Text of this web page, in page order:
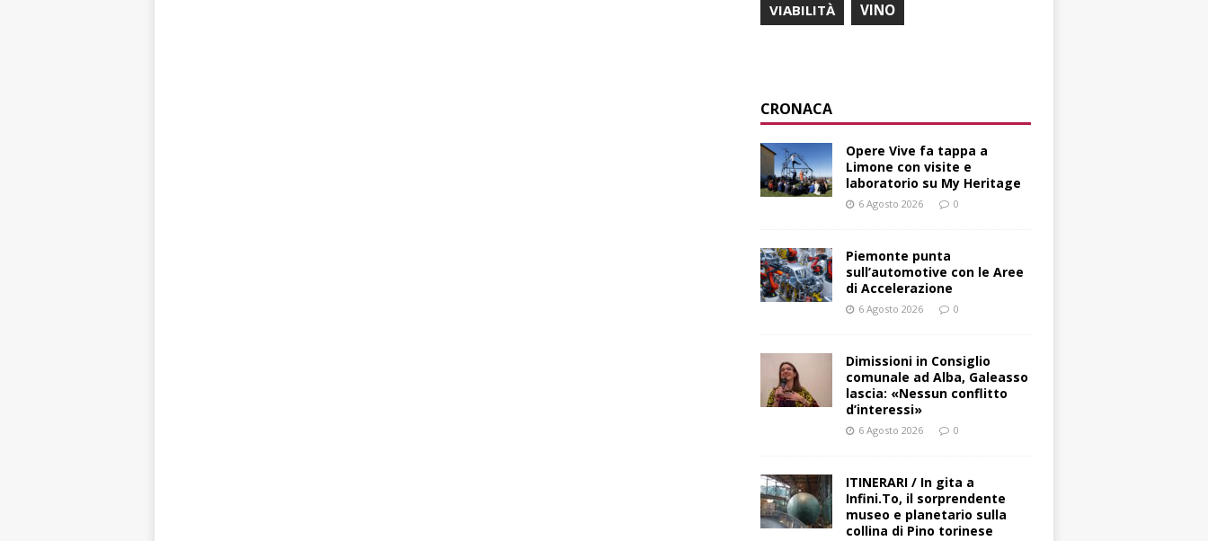
VIABILITÀ VINO
CRONACA
Opere Vive fa tappa a
Limone con visite e
laboratorio su My Heritage
6 Agosto 2026 0
Piemonte punta
sull’automotive con le Aree
di Accelerazione
6 Agosto 2026 0
Dimissioni in Consiglio
comunale ad Alba, Galeasso
lascia: «Nessun conflitto
d’interessi»
6 Agosto 2026 0
ITINERARI / In gita a
Infini.To, il sorprendente
museo e planetario sulla
collina di Pino torinese